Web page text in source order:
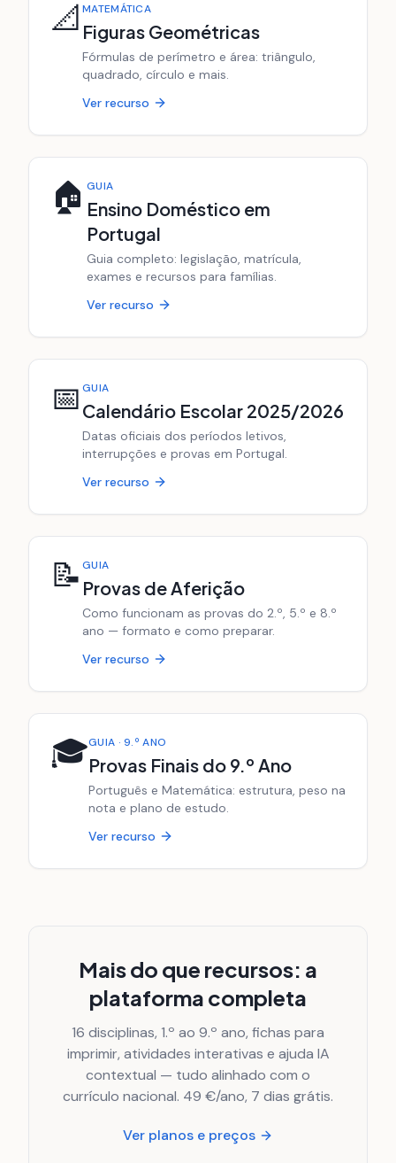
📐 MATEMÁTICA
Figuras Geométricas
Fórmulas de perímetro e área: triângulo,
quadrado, círculo e mais.
Ver recurso
🏠 GUIA
Ensino Doméstico em
Portugal
Guia completo: legislação, matrícula,
exames e recursos para famílias.
Ver recurso
📅 GUIA
Calendário Escolar 2025/2026
Datas oficiais dos períodos letivos,
interrupções e provas em Portugal.
Ver recurso
📝 GUIA
Provas de Aferição
Como funcionam as provas do 2.º, 5.º e 8.º
ano — formato e como preparar.
Ver recurso
🎓GUIA · 9.º ANO
Provas Finais do 9.º Ano
Português e Matemática: estrutura, peso na
nota e plano de estudo.
Ver recurso
Mais do que recursos: a
plataforma completa
16 disciplinas, 1.º ao 9.º ano, fichas para
imprimir, atividades interativas e ajuda IA
contextual — tudo alinhado com o
currículo nacional. 49 €/ano, 7 dias grátis.
Ver planos e preços